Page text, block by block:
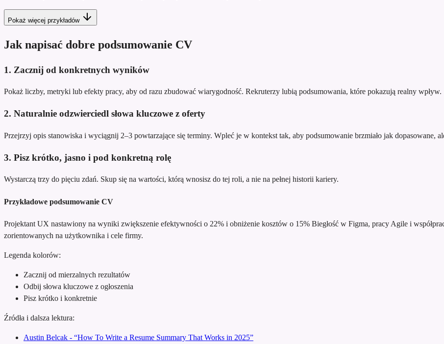
Pokaż więcej przykładów
Jak napisać dobre podsumowanie CV
1. Zacznij od konkretnych wyników
Pokaż liczby, metryki lub efekty pracy, aby od razu zbudować wiarygodność. Rekruterzy lubią podsumowania, które pokazują realny wpływ.
2. Naturalnie odzwierciedl słowa kluczowe z oferty
Przejrzyj opis stanowiska i wyciągnij 2–3 powtarzające się terminy. Wpleć je w kontekst tak, aby podsumowanie brzmiało jak dopasowane,
3. Pisz krótko, jasno i pod konkretną rolę
Wystarczą trzy do pięciu zdań. Skup się na wartości, którą wnosisz do tej roli, a nie na pełnej historii kariery.
Przykładowe podsumowanie CV
Projektant UX nastawiony na wyniki zwiększenie efektywności o 22% i obniżenie kosztów o 15% Biegłość w Figma, pracy Agile i
zorientowanych na użytkownika i cele firmy.
Legenda kolorów:
Zacznij od mierzalnych rezultatów
Odbij słowa kluczowe z ogłoszenia
Pisz krótko i konkretnie
Źródła i dalsza lektura:
Austin Belcak - “How To Write a Resume Summary That Works in 2025”